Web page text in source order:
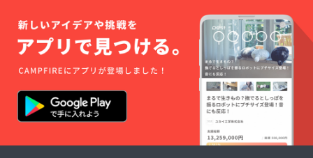
※イベン
ト年間
動画視
聴権に
関し
て、
2/22お
よび3/6
に開催
ベント
につい
ては、5
を企画
中（予
定）
10月：
幅広い
層を巻
き込む
イベン
トを企
（予
定） ※
上記は